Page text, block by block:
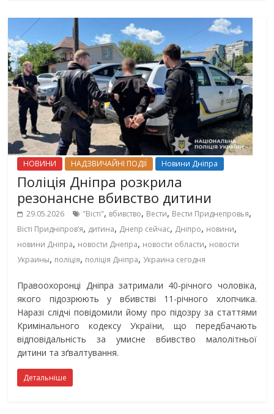
НОВИНИ НАДЗВИЧАЙНІ ПОДІЇ Новини Дніпра
Поліція Дніпра розкрила
резонансне вбивство дитини
29.05.2026 "Вісті", вбивство, Вести, Вести Приднепровья,
Вісті Придніпровʼя, дитина, Днепр сейчас, Дніпро, новини,
новини Дніпра, новости Днепра, новости области, новости
Украины, поліція, поліція Дніпра, Украина сегодня
Правоохоронці Дніпра затримали 40-річного чоловіка,
якого підозрюють у вбивстві 11-річного хлопчика.
Наразі слідчі повідомили йому про підозру за статтями
Кримінального кодексу України, що передбачають
відповідальність за умисне вбивство малолітньої
дитини та зґвалтування.
Детальніше